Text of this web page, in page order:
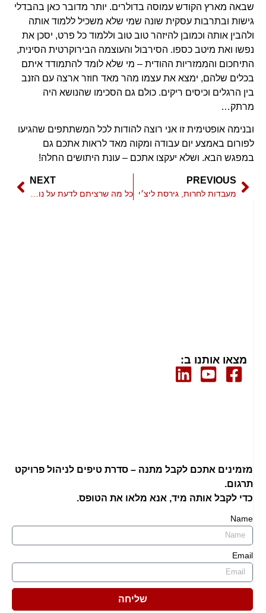
שבאה מארץ הקודש עמוסה בדולרים. יותר מדובר כאן בהבדלי
גישות ובתרבות עסקית שונה שמי שלא משכיל ללמוד אותה
ולהבין אותה וכמובן להיזהר טוב טוב וללמוד כל פרט, יסכן את
נפשו ואת מיטב כספו. הסירבול והעוצמה הבירוקרטית הסינית,
התיחכום והממזריות ההודית – מי שלא לומד להתמודד איתם
בכלים שלהם, ימצא את עצמו מהר מאד חוזר ארצה עם הזנב
בין הרגלים וכיסים ריקים. כולם גם הסכימו שהנושא היה
מרתק…
ובנימה אופטימית זו אני רוצה להודות לכל המשתתפים שהגיעו
לפורום באמצע יום עבודה ומקוה מאד לראות אתכם גם
במפגש הבא. ושלא יעקצו אתכם – עונת היתושים החלה!
PREVIOUS
מעבדות לחרות, גירסת ליצ׳י
NEXT
כל מה שרציתם לדעת על נוטריונים, ופחדתם לשאול
מצאו אותנו ב:
מזמינים אתכם לקבל מתנה – סדרת טיפים לניהול פרויקט
תרגום.
כדי לקבל אותה מיד, אנא מלאו את הטופס.
Name
Email
שליחה